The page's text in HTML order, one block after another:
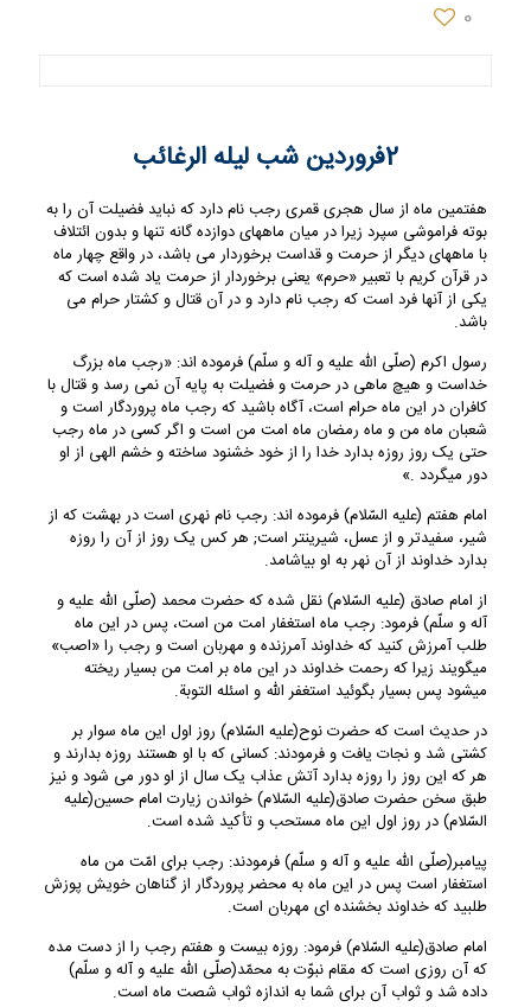
0
2فروردین شب لیله الرغائب
هفتمین ماه از سال هجری قمری رجب نام دارد که نباید فضیلت آن را به
بوته فراموشی سپرد زیرا در میان ماههای دوازده ‏گانه تنها و بدون ائتلاف
با ماههای دیگر از حرمت و قداست ‏برخوردار می ‏باشد، در واقع چهار ماه
در قرآن کریم با تعبیر «حرم‏» یعنی برخوردار از حرمت ‏یاد شده است که
یکی از آنها فرد است که رجب نام دارد و در آن قتال و کشتار حرام می
‏باشد.
رسول اکرم (صلّی الله علیه و آله و سلّم) فرموده ‏اند: «رجب ماه بزرگ
خداست و هیچ ماهی در حرمت و فضیلت‏ به پایه آن نمی ‏رسد و قتال با
کافران در این ماه حرام است، آگاه باشید که رجب ماه پروردگار است و
شعبان ماه من و ماه رمضان ماه امت من است و اگر کسی در ماه رجب
حتی یک روز روزه بدارد خدا را از خود خشنود ساخته و خشم الهی از او
دور می‏گردد .»
امام هفتم (علیه السّلام) فرموده ‏اند: رجب نام نهری است در بهشت که از
شیر، سفیدتر و از عسل، شیرین‏تر است; هر کس یک روز از آن را روزه
بدارد خداوند از آن نهر به او بیاشامد.
از امام صادق (علیه السّلام) نقل شده که حضرت محمد (صلّی الله علیه و
آله و سلّم) فرمود: رجب ماه استغفار امت من است، پس در این ماه
طلب آمرزش کنید که خداوند آمرزنده و مهربان است و رجب را «اصب‏»
می‏گویند زیرا که رحمت ‏خداوند در این ماه بر امت من بسیار ریخته
می‏شود پس بسیار بگوئید استغفر الله و اسئله التوبة.
در حدیث است که حضرت نوح(علیه السّلام) روز اول این ماه سوار بر
کشتی شد و نجات یافت و فرمودند: کسانی که با او هستند روزه بدارند و
هر که این روز را روزه بدارد آتش عذاب یک سال از او دور می ‏شود و نیز
طبق سخن حضرت صادق(علیه السّلام) خواندن زیارت امام حسین(علیه
السّلام) در روز اول این ماه مستحب و تأکید شده است.
پیامبر(صلّی الله علیه و آله و سلّم) فرمودند: رجب برای امّت من ماه
استغفار است پس در این ماه به محضر پروردگار از گناهان خویش پوزش
طلبید که خداوند بخشنده‏ ای مهربان است.
امام صادق(علیه السّلام) فرمود: روزه بیست و هفتم رجب را از دست مده
که آن روزی است که مقام نبوّت به محمّد(صلّی الله علیه و آله و سلّم)
داده شد و ثواب آن برای شما به اندازه ثواب شصت ماه است.